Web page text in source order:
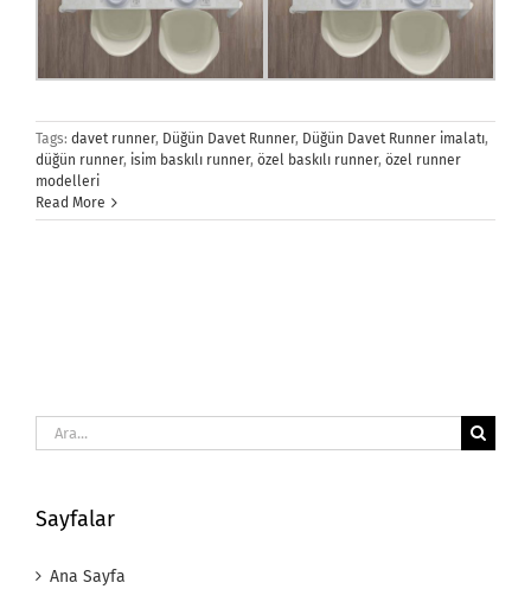
Tags: davet runner, Düğün Davet Runner, Düğün Davet Runner imalatı,
düğün runner, isim baskılı runner, özel baskılı runner, özel runner
modelleri
Read More
Ara:
Sayfalar
Ana Sayfa